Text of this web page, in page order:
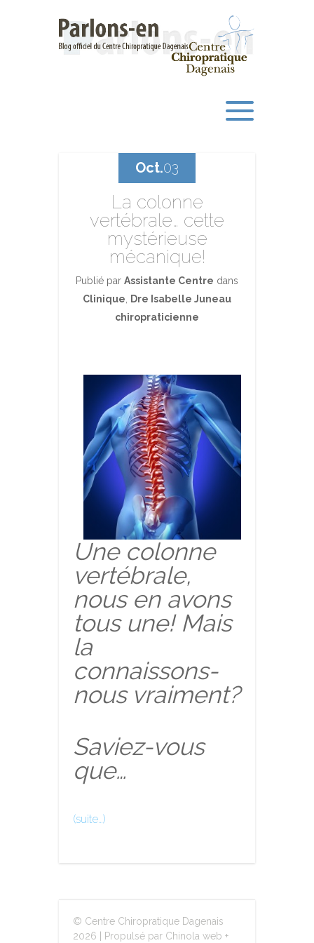
La colonne
vertébrale… cette
mystérieuse
mécanique!
Publié par Assistante Centre dans
Clinique
Dre Isabelle Juneau
chiropraticienne
Une colonne
vertébrale,
nous en avons
tous une! Mais
la
connaissons-
nous vraiment?
Saviez-vous
que…
(suite…)
Oct.03
© Centre Chiropratique Dagenais
2026
Propulsé par Chinola web +